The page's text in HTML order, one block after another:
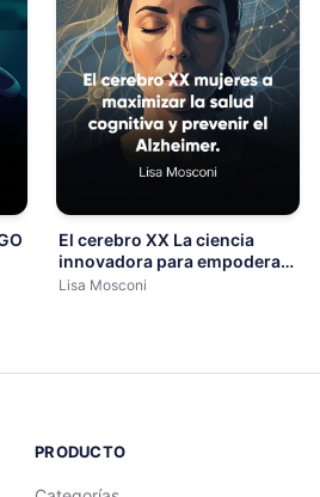
El cerebro XX La ciencia
innovadora para empoderar
a las mujeres a maximizar la
Lisa Mosconi
PRODUCTO